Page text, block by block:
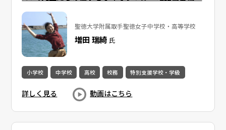
聖徳大学附属取手聖徳女子中学校・高等学校
増田 瑞綺 氏
小学校 中学校 高校 校務 特別支援学校・学級
詳しく見る 動画はこちら